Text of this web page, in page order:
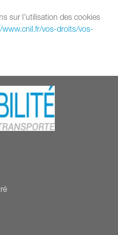
sur l’utilisation des cookies
www.cnil.fr/vos-droits/vos-